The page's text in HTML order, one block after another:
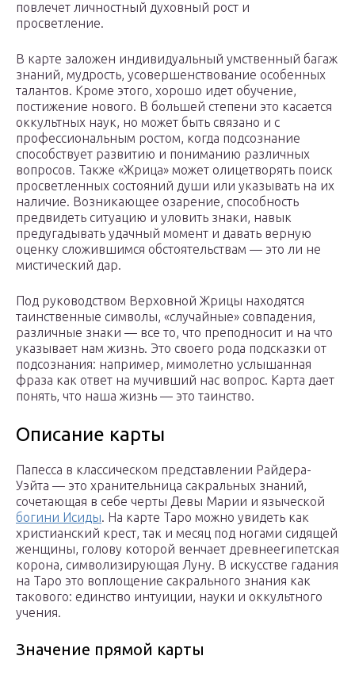
повлечет личностный духовный рост и
просветление.
В карте заложен индивидуальный умственный багаж
знаний, мудрость, усовершенствование особенных
талантов. Кроме этого, хорошо идет обучение,
постижение нового. В большей степени это касается
оккультных наук, но может быть связано и с
профессиональным ростом, когда подсознание
способствует развитию и пониманию различных
вопросов. Также «Жрица» может олицетворять поиск
просветленных состояний души или указывать на их
наличие. Возникающее озарение, способность
предвидеть ситуацию и уловить знаки, навык
предугадывать удачный момент и давать верную
оценку сложившимся обстоятельствам — это ли не
мистический дар.
Под руководством Верховной Жрицы находятся
таинственные символы, «случайные» совпадения,
различные знаки — все то, что преподносит и на что
указывает нам жизнь. Это своего рода подсказки от
подсознания: например, мимолетно услышанная
фраза как ответ на мучивший нас вопрос. Карта дает
понять, что наша жизнь — это таинство.
Описание карты
Папесса в классическом представлении Райдера-
Уэйта — это хранительница сакральных знаний,
сочетающая в себе черты Девы Марии и языческой
богини Исиды. На карте Таро можно увидеть как
христианский крест, так и месяц под ногами сидящей
женщины, голову которой венчает древнеегипетская
корона, символизирующая Луну. В искусстве гадания
на Таро это воплощение сакрального знания как
такового: единство интуиции, науки и оккультного
учения.
Значение прямой карты